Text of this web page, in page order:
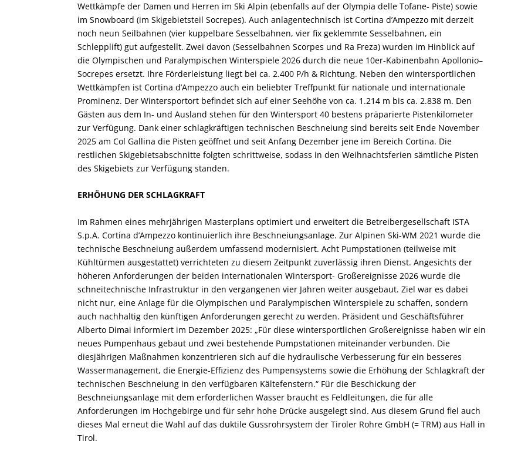
Wettkämpfe der Damen und Herren im Ski Alpin (ebenfalls auf der Olympia delle Tofane- Piste) sowie
im Snowboard (im Skigebietsteil Socrepes). Auch anlagentechnisch ist Cortina d’Ampezzo mit derzeit
noch neun Seilbahnen (vier kuppelbare Sesselbahnen, vier fix geklemmte Sesselbahnen, ein
Schlepplift) gut aufgestellt. Zwei davon (Sesselbahnen Scorpes und Ra Freza) wurden im Hinblick auf
die Olympischen und Paralympischen Winterspiele 2026 durch die neue 10er-Kabinenbahn Apollonio–
Socrepes ersetzt. Ihre Förderleistung liegt bei ca. 2.400 P/h & Richtung. Neben den wintersportlichen
Wettkämpfen ist Cortina d’Ampezzo auch ein beliebter Treffpunkt für nationale und internationale
Prominenz. Der Wintersportort befindet sich auf einer Seehöhe von ca. 1.214 m bis ca. 2.838 m. Den
Gästen aus dem In- und Ausland stehen für den Wintersport 40 bestens präparierte Pistenkilometer
zur Verfügung. Dank einer schlagkräftigen technischen Beschneiung sind bereits seit Ende November
2025 am Col Gallina die Pisten geöffnet und seit Anfang Dezember jene im Bereich Cortina. Die
restlichen Skigebietsabschnitte folgten schrittweise, sodass in den Weihnachtsferien sämtliche Pisten
des Skigebiets zur Verfügung standen.
ERHÖHUNG DER SCHLAGKRAFT
Im Rahmen eines mehrjährigen Masterplans optimiert und erweitert die Betreibergesellschaft ISTA
S.p.A. Cortina d’Ampezzo kontinuierlich ihre Beschneiungsanlage. Zur Alpinen Ski-WM 2021 wurde die
technische Beschneiung außerdem umfassend modernisiert. Acht Pumpstationen (teilweise mit
Kühltürmen ausgestattet) verrichteten zu diesem Zeitpunkt zuverlässig ihren Dienst. Angesichts der
höheren Anforderungen der beiden internationalen Wintersport- Großereignisse 2026 wurde die
schneitechnische Infrastruktur in den vergangenen vier Jahren weiter ausgebaut. Ziel war es dabei
nicht nur, eine Anlage für die Olympischen und Paralympischen Winterspiele zu schaffen, sondern
auch nachhaltig den künftigen Anforderungen gerecht zu werden. Präsident und Geschäftsführer
Alberto Dimai informiert im Dezember 2025: „Für diese wintersportlichen Großereignisse haben wir ein
neues Pumpenhaus gebaut und zwei bestehende Pumpstationen miteinander verbunden. Die
diesjährigen Maßnahmen konzentrieren sich auf die hydraulische Verbesserung für ein besseres
Wassermanagement, die Energie-Effizienz des Pumpensystems sowie die Erhöhung der Schlagkraft der
technischen Beschneiung in den verfügbaren Kältefenstern.“ Für die Beschickung der
Beschneiungsanlage mit dem erforderlichen Wasser braucht es Feldleitungen, die für alle
Anforderungen im Hochgebirge und für sehr hohe Drücke ausgelegt sind. Aus diesem Grund fiel auch
dieses Mal erneut die Wahl auf das duktile Gussrohrsystem der Tiroler Rohre GmbH (= TRM) aus Hall in
Tirol.